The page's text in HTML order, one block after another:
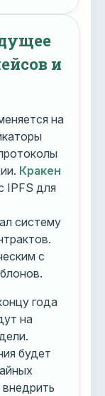
и
на
Кракен
IPFS для
систему
с
года
на
будет